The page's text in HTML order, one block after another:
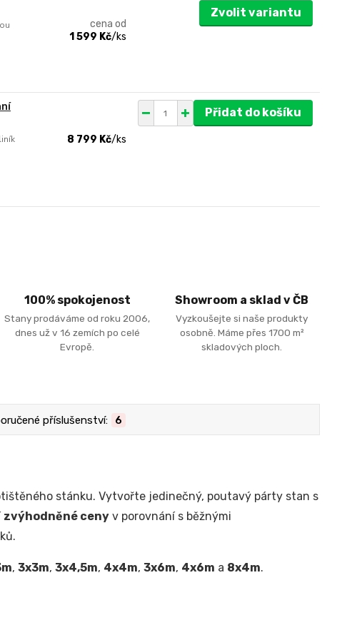
cena od
1 599 Kč/ks
Zvolit variantu
8 799 Kč/ks
Přidat do košíku
100% spokojenost
Stany prodáváme od roku 2006,
dnes už v 16 zemích po celé
Evropě.
Showroom a sklad v ČB
Vyzkoušejte si naše produkty
osobně. Máme přes 1700 m²
skladových ploch.
příslušenství: 6
stánku. Vytvořte jedinečný, poutavý párty stan s
zvýhodněné cenyv porovnání s běžnými
, 3x3m, 3x4,5m, 4x4m, 3x6m, 4x6m a 8x4m.